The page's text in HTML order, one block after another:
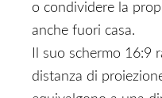
o condividere la
anche fuori casa.
Il suo schermo 16:9
distanza di